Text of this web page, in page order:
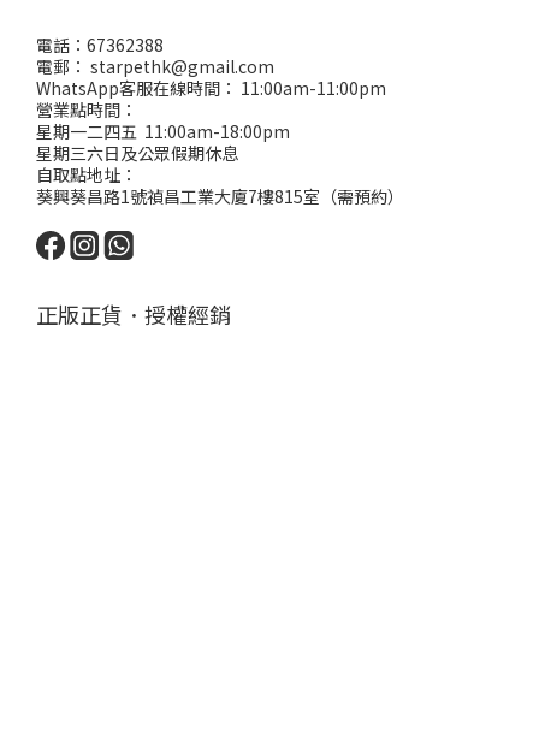
電話：67362388
電郵： starpethk@gmail.com
WhatsApp客服在線時間： 11:00am-11:00pm
營業點時間：
星期一二四五 11:00am-18:00pm
星期三六日及公眾假期休息
自取點地址：
葵興葵昌路1號禎昌工業大廈7樓815室（需預約）
正版正貨．授權經銷